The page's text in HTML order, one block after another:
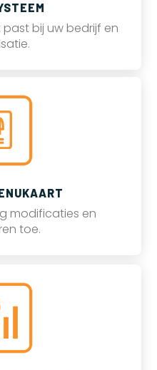
bij uw bedrijf en
modificaties en
toe.